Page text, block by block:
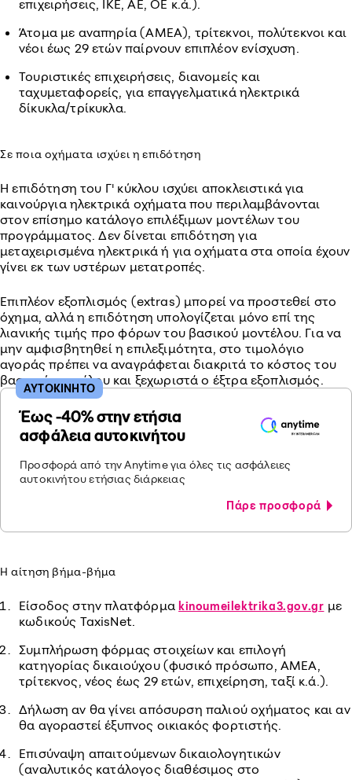
επιχειρήσεις, ΙΚΕ, ΑΕ, ΟΕ κ.ά.).
Άτομα με αναπηρία (ΑΜΕΑ), τρίτεκνοι, πολύτεκνοι και
νέοι έως 29 ετών παίρνουν επιπλέον ενίσχυση.
Τουριστικές επιχειρήσεις, διανομείς και
ταχυμεταφορείς, για επαγγελματικά ηλεκτρικά
δίκυκλα/τρίκυκλα.
Σε ποια οχήματα ισχύει η επιδότηση
Η επιδότηση του Γ' κύκλου ισχύει αποκλειστικά για
καινούργια ηλεκτρικά οχήματα που περιλαμβάνονται
στον επίσημο κατάλογο επιλέξιμων μοντέλων του
προγράμματος. Δεν δίνεται επιδότηση για
μεταχειρισμένα ηλεκτρικά ή για οχήματα στα οποία έχουν
γίνει εκ των υστέρων μετατροπές.
Επιπλέον εξοπλισμός (extras) μπορεί να προστεθεί στο
όχημα, αλλά η επιδότηση υπολογίζεται μόνο επί της
λιανικής τιμής προ φόρων του βασικού μοντέλου. Για να
μην αμφισβητηθεί η επιλεξιμότητα, στο τιμολόγιο
αγοράς πρέπει να αναγράφεται διακριτά το κόστος του
βασικού μοντέλου και ξεχωριστά ο έξτρα εξοπλισμός.
Έως -40% στην ετήσια
ασφάλεια αυτοκινήτου
Προσφορά από την Anytime για όλες τις ασφάλειες
αυτοκινήτου ετήσιας διάρκειας
Πάρε προσφορά
ΑΥΤΟΚΙΝΗΤΟ
Η αίτηση βήμα-βήμα
Είσοδος στην πλατφόρμαkinoumeilektrika3.gov.gr με
κωδικούς TaxisNet.
Συμπλήρωση φόρμας στοιχείων και επιλογή
κατηγορίας δικαιούχου (φυσικό πρόσωπο, ΑΜΕΑ,
τρίτεκνος, νέος έως 29 ετών, επιχείρηση, ταξί κ.ά.).
Δήλωση αν θα γίνει απόσυρση παλιού οχήματος και αν
θα αγοραστεί έξυπνος οικιακός φορτιστής.
Επισύναψη απαιτούμενων δικαιολογητικών
(αναλυτικός κατάλογος διαθέσιμος στο